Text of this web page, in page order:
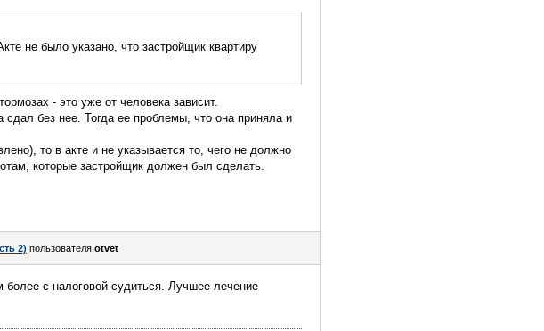
не было указано, что застройщик квартиру
- это уже от человека зависит.
без нее. Тогда ее проблемы, что она приняла и
то в акте и не указывается то, чего не должно
которые застройщик должен был сделать.
2) пользователя otvet
с налоговой судиться. Лучшее лечение